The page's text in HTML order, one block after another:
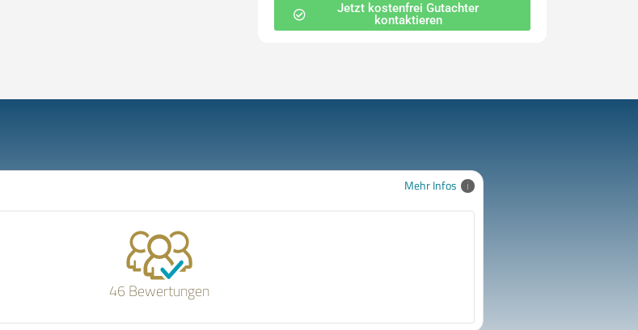
Jetzt kostenfrei Gutachter
kontaktieren
Mehr Infos
46 Bewertungen